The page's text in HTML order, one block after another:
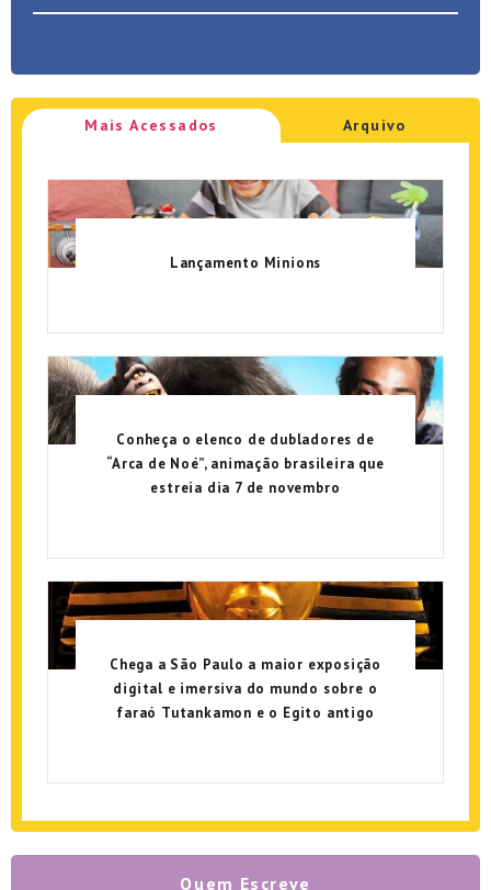
Mais Acessados Arquivo
Lançamento Minions
Conheça o elenco de dubladores de
“Arca de Noé”, animação brasileira que
estreia dia 7 de novembro
Chega a São Paulo a maior exposição
digital e imersiva do mundo sobre o
faraó Tutankamon e o Egito antigo
Quem Escreve